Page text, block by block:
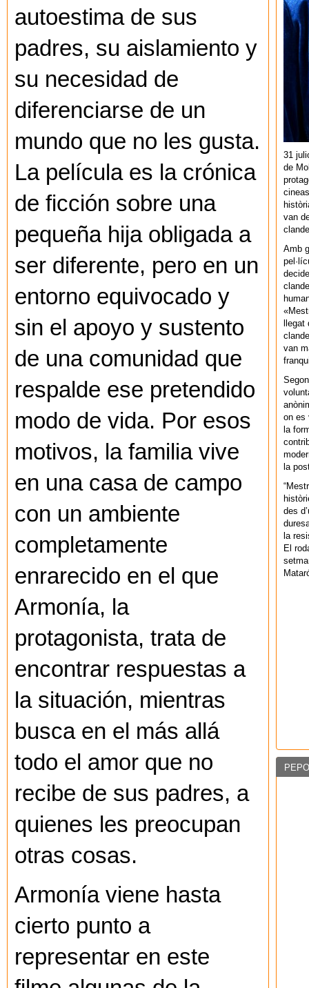
autoestima de sus
padres, su aislamiento y
su necesidad de
diferenciarse de un
mundo que no les gusta.
La película es la crónica
de ficción sobre una
pequeña hija obligada a
ser diferente, pero en un
entorno equivocado y
sin el apoyo y sustento
de una comunidad que
respalde ese pretendido
modo de vida. Por esos
motivos, la familia vive
en una casa de campo
con un ambiente
completamente
enrarecido en el que
Armonía, la
protagonista, trata de
encontrar respuestas a
la situación, mientras
busca en el más allá
todo el amor que no
recibe de sus padres, a
quienes les preocupan
otras cosas.
Armonía viene hasta
cierto punto a
representar en este
31
de
van
Amb
van
on es
la
la
des
la
El